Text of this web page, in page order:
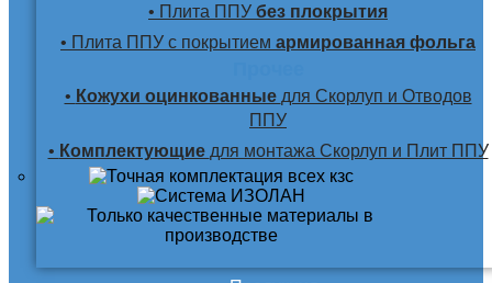
• Плита ППУ без плокрытия
• Плита ППУ с покрытием армированная фольга
• Кожухи оцинкованные для Скорлуп и Отводов
ППУ
• Комплектующие для монтажа Скорлуп и Плит ППУ